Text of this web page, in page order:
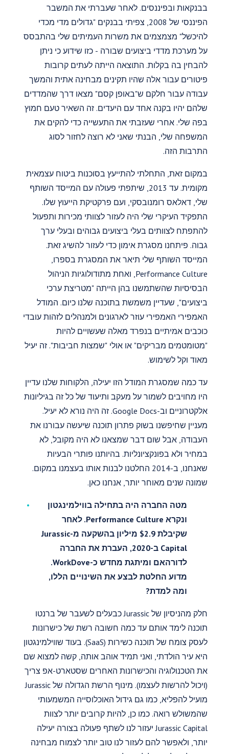
בבנקאות ובפיננסים. לאחר שעברתי את המשבר
הפיננסי של 2008, צפיתי בבנקים "גדולים מדי מכדי
להיכשל" מצמצמים את משרות העמיתים שלי בהתבסס
על מערכת מדדי ביצועים שבורה - כזו שידוע כי ניתן
להבחין בה בקלות. התוצאה הייתה לעתים קרובות
פיטורים עבור אלה שהיו תקינים מבחינה אתית והמשך
עבודה עבור חלקם ש"באופן קסם" מצאו דרך שהמדדים
שלהם יהיו בקנה אחד עם היעדים. זה השאיר טעם חמוץ
בפה שלי. אחרי שעזבתי את התעשייה כדי להקים את
המשפחה שלי, הבנתי שאני לא רוצה לחזור לסוג
התרבות הזה.
במקום זאת, התחלתי להתייעץ בסוכנות ביטוח עצמאית
מקומית. עד 2013, שיתפתי פעולה עם המייסד השותף
שלי, דאלאס רומנובסקי, ועם פרקטיקת הייעוץ שלו.
התפקיד העיקרי שלי היה לעזור לצוותי מכירות ותפעול
להתפתח לצוותים בעלי ביצועים גבוהים ובעלי ערך
גבוה. פיתחנו מסגרת אימון כדי לעזור להשיג זאת.
המייסד השותף שלי תיאר את המסגרת בספרו,
Performance Culture, ואחת מתודולוגיות הניהול
הבסיסיות שהשתמשנו בהן הייתה "מטריצת ערכי
ביצועים", שעדיין משמשת בתוכנה שלנו כיום. המודל
האמפירי האמפירי עוזר לארגונים ולמנהלים לזהות עובדי
כוכבים אמיתיים בנפרד מאלה שעשויים להיות
"מטומטמים מבריקים" או אולי "שמצות חביבות". זה יעיל
מאוד וקל לשימוש.
עד כמה שמסגרת המודל הזו יעילה, הלקוחות שלנו עדיין
היו מחויבים לשמור על מעקב ותיעוד של כל זה בגיליונות
אלקטרוניים וב-Google Docs. זה היה נורא לא יעיל.
מעניין שחיפשנו בשוק פתרון תוכנה שיעשה עבורנו את
העבודה, אבל שום דבר שמצאנו לא היה מקובל, לא
במחיר ולא בפונקציונליות. בהיותנו פותרי הבעיות
שאנחנו, ב-2014 החלטנו לבנות אותו בעצמנו במקום.
שמונה שנים מאוחר יותר, אנחנו כאן.
מטה החברה היה בתחילה בווילמינגטון
ונקרא Performance Culture. לאחר
שקיבלת $2.9 מיליון בהשקעה מ-Jurassic
Capital ב-2020, העברת את החברה
לדורהאם ומיתגת מחדש כ-WorkDove.
מדוע החלטת לבצע את השינויים הללו,
ומה למדת?
חלק מהניסיון של Jurassic כבעלים לשעבר של ברנטו
תוכנה לימד אותם עד כמה חשובה רשת של כישרונות
לעסק צומח של תוכנה כשירות (SaaS). בעוד שווילמינגטון
היא עיר הולדתי, ואני תמיד אוהב אותה, קשה למצוא שם
את הטכנולוגיה והכישרונות האחרים שסטארט-אפ צריך
(ויכול להרשות לעצמו). מינוף הרשת הגדולה של Jurassic
מועיל להפליא, כמו גם גידול האוכלוסייה המשמעותי
שהמשולש רואה. כמו כן, להיות קרובים יותר לצוות
Jurassic Capital יעזור לנו לשתף פעולה בצורה יעילה
יותר, ולאפשר להם לעזור לנו טוב יותר לצמוח מבחינה